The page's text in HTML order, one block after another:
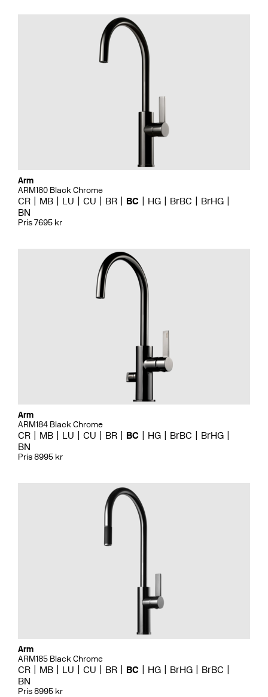
Arm
ARM180 Black Chrome
CR MB LU CU BR BC HG BrBC
BrHG
BN
Pris 7695 kr
Arm
ARM184 Black Chrome
CR MB LU CU BR BC HG BrBC
BrHG
BN
Pris 8995 kr
Arm
ARM185 Black Chrome
CR MB LU CU BR BC HG BrHG
BrBC
BN
Pris 8995 kr